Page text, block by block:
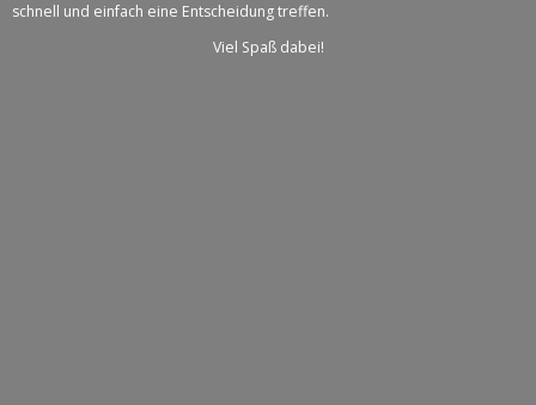
schnell und einfach eine Entscheidung treffen.
Viel Spaß dabei!